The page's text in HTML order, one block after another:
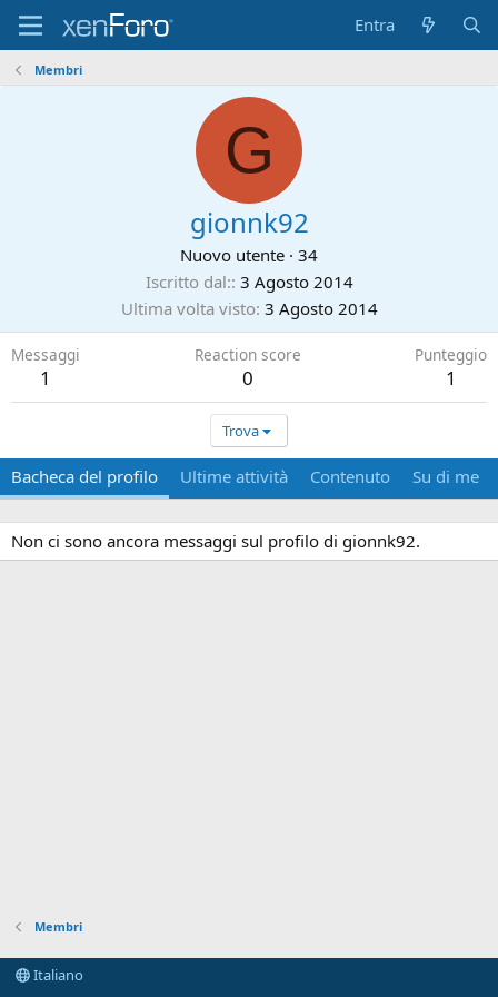
Entra
Membri
G
gionnk92
Nuovo utente · 34
Iscritto dal: 3 Agosto 2014
Ultima volta visto 3 Agosto 2014
Messaggi
1
Reaction score
0
Punteggio
1
Trova
Bacheca del profilo Ultime attività Contenuto Su di me
Non ci sono ancora messaggi sul profilo di gionnk92.
Membri
Italiano